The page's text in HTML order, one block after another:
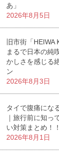
あ」
2026年8月5日
旧市街「HEIWA
まるで日本の純
かしさを感じる
ン
2026年8月3日
タイで腹痛にな
｜旅行前に知っ
い対策まとめ！！
2026年8月1日